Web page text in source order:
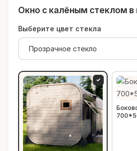
Окно с калёным стеклом в
Выберите цвет стекла
✓